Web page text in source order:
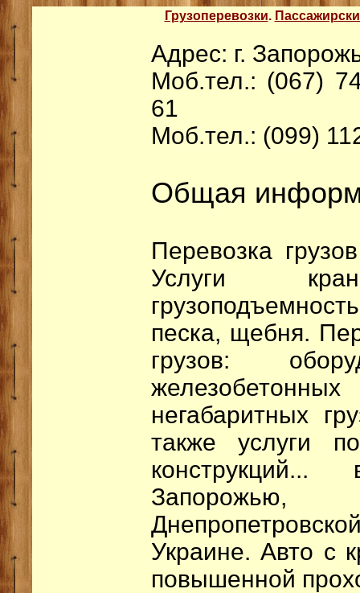
Грузоперевозки.
Адрес: г.
Моб.тел.: (067)
61
Моб.тел.: (099)
Общая
Перевозка
Услуги
песка, щебня.
грузов:
негабаритных
также услуги
Украине. Авто с
повышенной